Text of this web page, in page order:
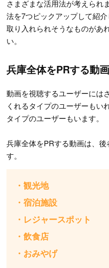
さまざまな活用法が考えられ
法を7つピックアップして紹介
取り入れられそうなものがあ
い。
兵庫全体をPRする動画
動画を視聴するユーザーには
くれるタイプのユーザーもい
タイプのユーザーもいます。
兵庫全体をPRする動画は、
す。
・観光地
・宿泊施設
・レジャースポット
・飲食店
・おみやげ